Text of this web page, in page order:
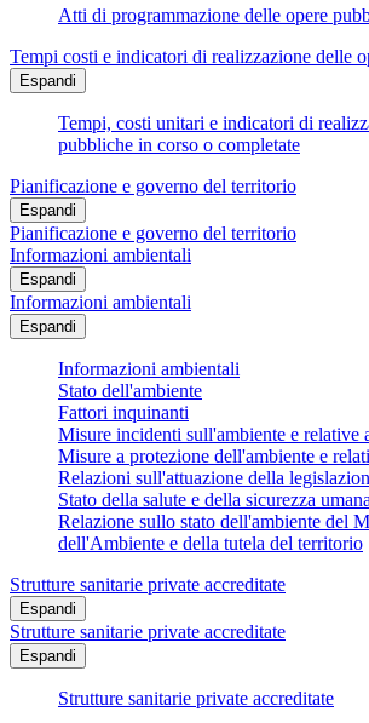
Atti di programmazione delle opere
Tempi costi e indicatori di realizzazione delle
Espandi
Tempi, costi unitari e indicatori di
pubbliche in corso o completate
Pianificazione e governo del territorio
Espandi
Pianificazione e governo del territorio
Informazioni ambientali
Espandi
Informazioni ambientali
Espandi
Informazioni ambientali
Stato dell'ambiente
Fattori inquinanti
Misure incidenti sull'ambiente e relative
Misure a protezione dell'ambiente e
Relazioni sull'attuazione della
Stato della salute e della sicurezza umana
Relazione sullo stato dell'ambiente del
dell'Ambiente e della tutela del territorio
Strutture sanitarie private accreditate
Espandi
Strutture sanitarie private accreditate
Espandi
Strutture sanitarie private accreditate